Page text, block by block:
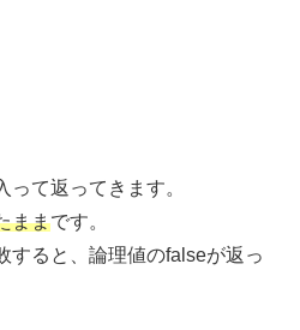
て返ってきます。
ままです。
すると、論理値のfalseが返っ